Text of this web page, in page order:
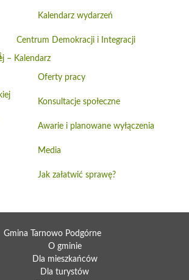
Kalendarz wydarzeń
Centrum Demokracji i Integracji
– Kalendarz
Oferty pracy
Konsultacje społeczne
Awarie i planowane wyłączenia
Media
Jak załatwić sprawę?
Gmina Tarnowo Podgórne
O gminie
Dla mieszkańców
Dla turystów